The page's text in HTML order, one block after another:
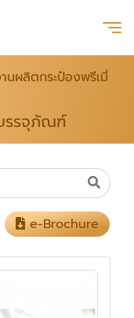
นผลิตกระป๋องพรีเมี่
รรจุภัณฑ์
e-Brochure